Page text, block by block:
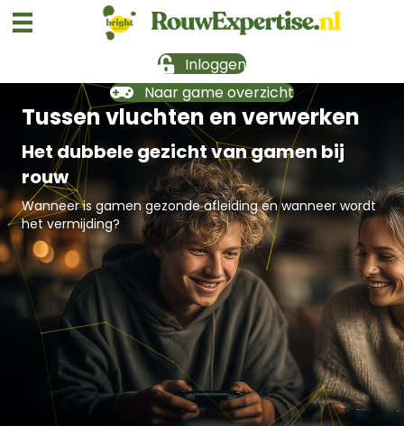
Inloggen
Naar game overzicht
Tussen vluchten en verwerken
Het dubbele gezicht van gamen bij
rouw
Wanneer is gamen gezonde afleiding en wanneer wordt
het vermijding?